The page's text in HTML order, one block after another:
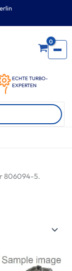
ECHTE TURBO-
EXPERTEN
0
806094-5.